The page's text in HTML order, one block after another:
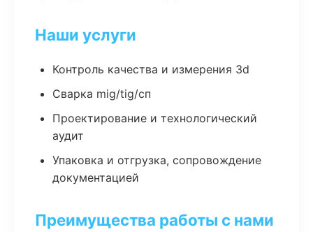
Наши услуги
Контроль качества и измерения 3d
Сварка mig/tig/сп
Проектирование и технологический
аудит
Упаковка и отгрузка, сопровождение
документацией
Преимущества работы с нами